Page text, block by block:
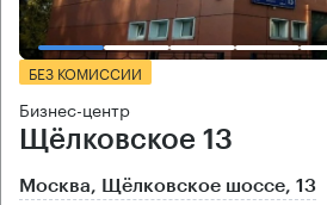
БЕЗ КОМИССИИ
Бизнес-центр
Щёлковское 13
Москва, Щёлковское шоссе, 13